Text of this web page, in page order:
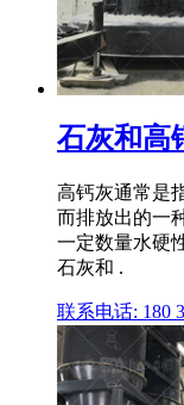
石灰和高
高钙灰通常是
而排放出的一
一定数量水硬
石灰和 .
联系电话: 180